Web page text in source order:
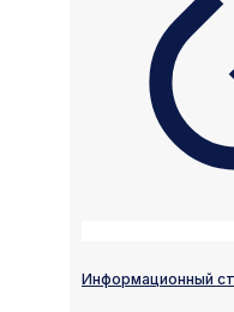
Информационный